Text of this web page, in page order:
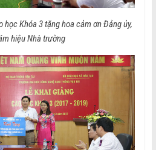
Khóa 3 tặng hoa cảm ơn Đảng ủy,
hiệu Nhà trường